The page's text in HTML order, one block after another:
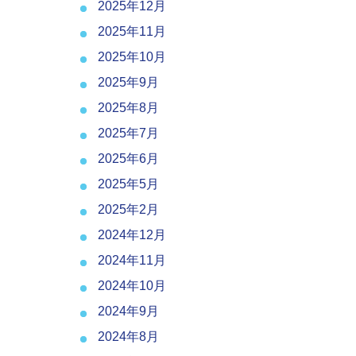
2025年12月
2025年11月
2025年10月
2025年9月
2025年8月
2025年7月
2025年6月
2025年5月
2025年2月
2024年12月
2024年11月
2024年10月
2024年9月
2024年8月